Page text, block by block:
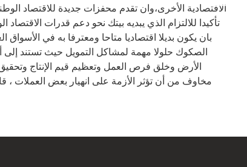
تأكيدا للالتزام الذي يبديه بيتك نحو دعم قدرات
بان يكون بديلا اقتصاديا متاحا ومعترفا به في
الصكوك حلولا مهمة لمشاكل التمويل حيث تستند إلى
الأرض وخلق فرص العمل وتعظيم قيم الإنتاج
مخاوف من أن تؤثر الأزمة على انهيار بعض العملات ،